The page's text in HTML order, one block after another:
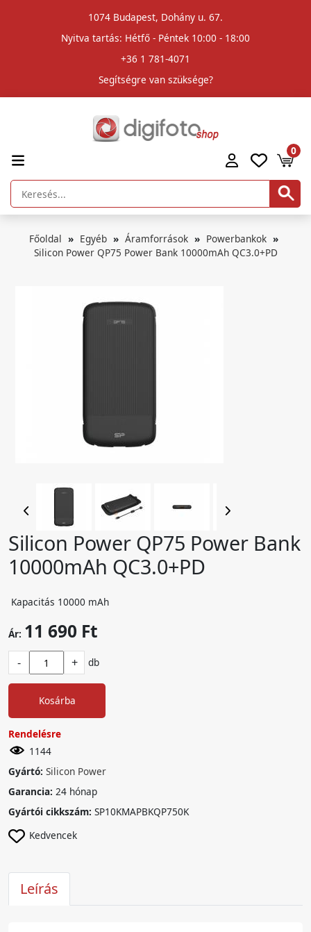
1074 Budapest, Dohány u. 67.
Nyitva tartás: Hétfő - Péntek 10:00 - 18:00
+36 1 781-4071
Segítségre van szüksége?
0
Főoldal Egyéb Áramforrások
Powerbankok
Silicon Power QP75 Power Bank 10000mAh QC3.0+PD
Silicon Power QP75 Power Bank
10000mAh QC3.0+PD
Kapacitás 10000 mAh
Ár: 11 690 Ft
- + db
Kosárba
Rendelésre
1144
Gyártó: Silicon Power
Garancia: 24 hónap
Gyártói cikkszám: SP10KMAPBKQP750K
Kedvencek
Leírás